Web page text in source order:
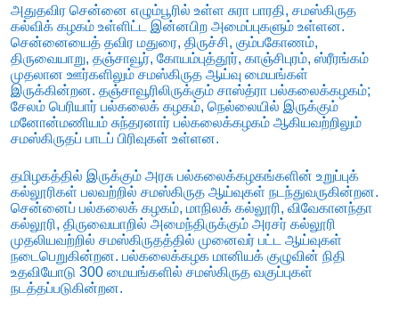
அதுதவிர சென்னை எழும்பூரில் உள்ள சுரா பாரதி, சமஸ்கிருத
கல்விக் கழகம் உள்ளிட்ட இன்னபிற அமைப்புகளும் உள்ளன.
சென்னையைத் தவிர மதுரை, திருச்சி, கும்பகோணம்,
திருவையாறு, தஞ்சாவூர், கோயம்புத்தூர், காஞ்சிபுரம், ஸ்ரீரங்கம்
முதலான ஊர்களிலும் சமஸ்கிருத ஆய்வு மையங்கள்
இருக்கின்றன. தஞ்சாவூரிலிருக்கும் சாஸ்த்ரா பல்கலைக்கழகம்;
சேலம் பெரியார் பல்கலைக் கழகம், நெல்லையில் இருக்கும்
மனோன்மணியம் சுந்தரனார் பல்கலைக்கழகம் ஆகியவற்றிலும்
சமஸ்கிருதப் பாடப் பிரிவுகள் உள்ளன.
தமிழகத்தில் இருக்கும் அரசு பல்கலைக்கழகங்களின் உறுப்புக்
கல்லூரிகள் பலவற்றில் சமஸ்கிருத ஆய்வுகள் நடந்துவருகின்றன.
சென்னைப் பல்கலைக் கழகம், மாநிலக் கல்லூரி, விவேகானந்தா
கல்லூரி, திருவையாறில் அமைந்திருக்கும் அரசர் கல்லூரி
முதலியவற்றில் சமஸ்கிருதத்தில் முனைவர் பட்ட ஆய்வுகள்
நடைபெறுகின்றன. பல்கலைக்கழக மானியக் குழுவின் நிதி
உதவியோடு 300 மையங்களில் சமஸ்கிருத வகுப்புகள்
நடத்தப்படுகின்றன.